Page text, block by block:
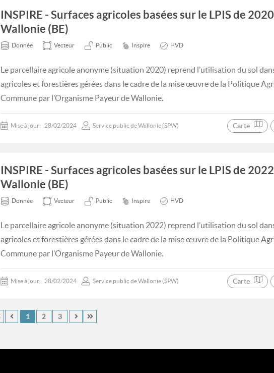
INSPIRE - Surfaces agricoles basées sur le LPIS de
Wallonie (BE)
Donnée Vecteur Public Inspire HVD
Le parcellaire agricole anonyme (situation 2020) reprend l’utilisation du sol
agricoles et forestières gérées dans le cadre de la mise œuvre de la Politique
Commune par l’Organisme Payeur de Wallonie.
Mise à jour: 28/02/2024 Service public de Wallonie (SPW) Carte
INSPIRE - Surfaces agricoles basées sur le LPIS de
Wallonie (BE)
Donnée Vecteur Public Inspire HVD
Le parcellaire agricole anonyme (situation 2022) reprend l’utilisation du sol
agricoles et forestières gérées dans le cadre de la mise œuvre de la Politique
Commune par l’Organisme Payeur de Wallonie.
Mise à jour: 28/02/2024 Service public de Wallonie (SPW) Carte
1 2 3